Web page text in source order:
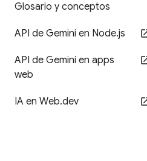
Glosario y conceptos
API de Gemini en Node.js
API de Gemini en apps
web
IA en Web.dev